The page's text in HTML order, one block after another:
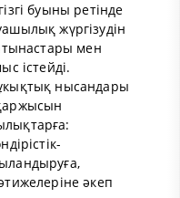
буыны ретiнде
жүргiзудiн
мен
iстейдi.
нысандары
әкеп